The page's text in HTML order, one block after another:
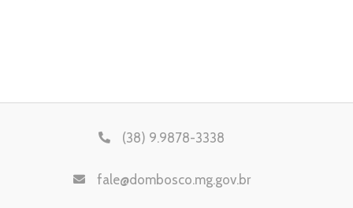
(38) 9.9878-3338
fale@dombosco.mg.gov.br